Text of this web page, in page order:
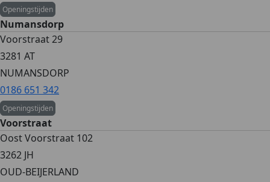
Openingstijden
Numansdorp
Voorstraat 29
3281 AT
NUMANSDORP
0186 651 342
Openingstijden
Voorstraat
Oost Voorstraat 102
3262 JH
OUD-BEIJERLAND